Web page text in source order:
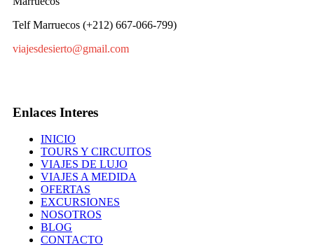
Telf Marruecos (+212) 667-066-799)
viajesdesierto@gmail.com
Enlaces Interes
INICIO
TOURS Y CIRCUITOS
VIAJES DE LUJO
VIAJES A MEDIDA
OFERTAS
EXCURSIONES
NOSOTROS
BLOG
CONTACTO